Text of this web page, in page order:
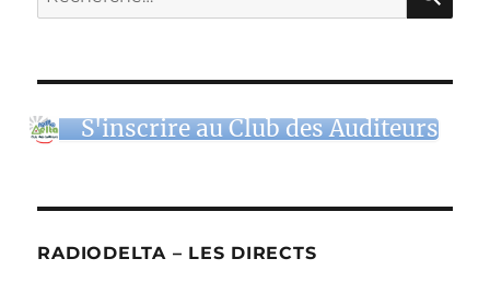
pour :
S'inscrire au Club des Auditeurs
RADIODELTA – LES DIRECTS